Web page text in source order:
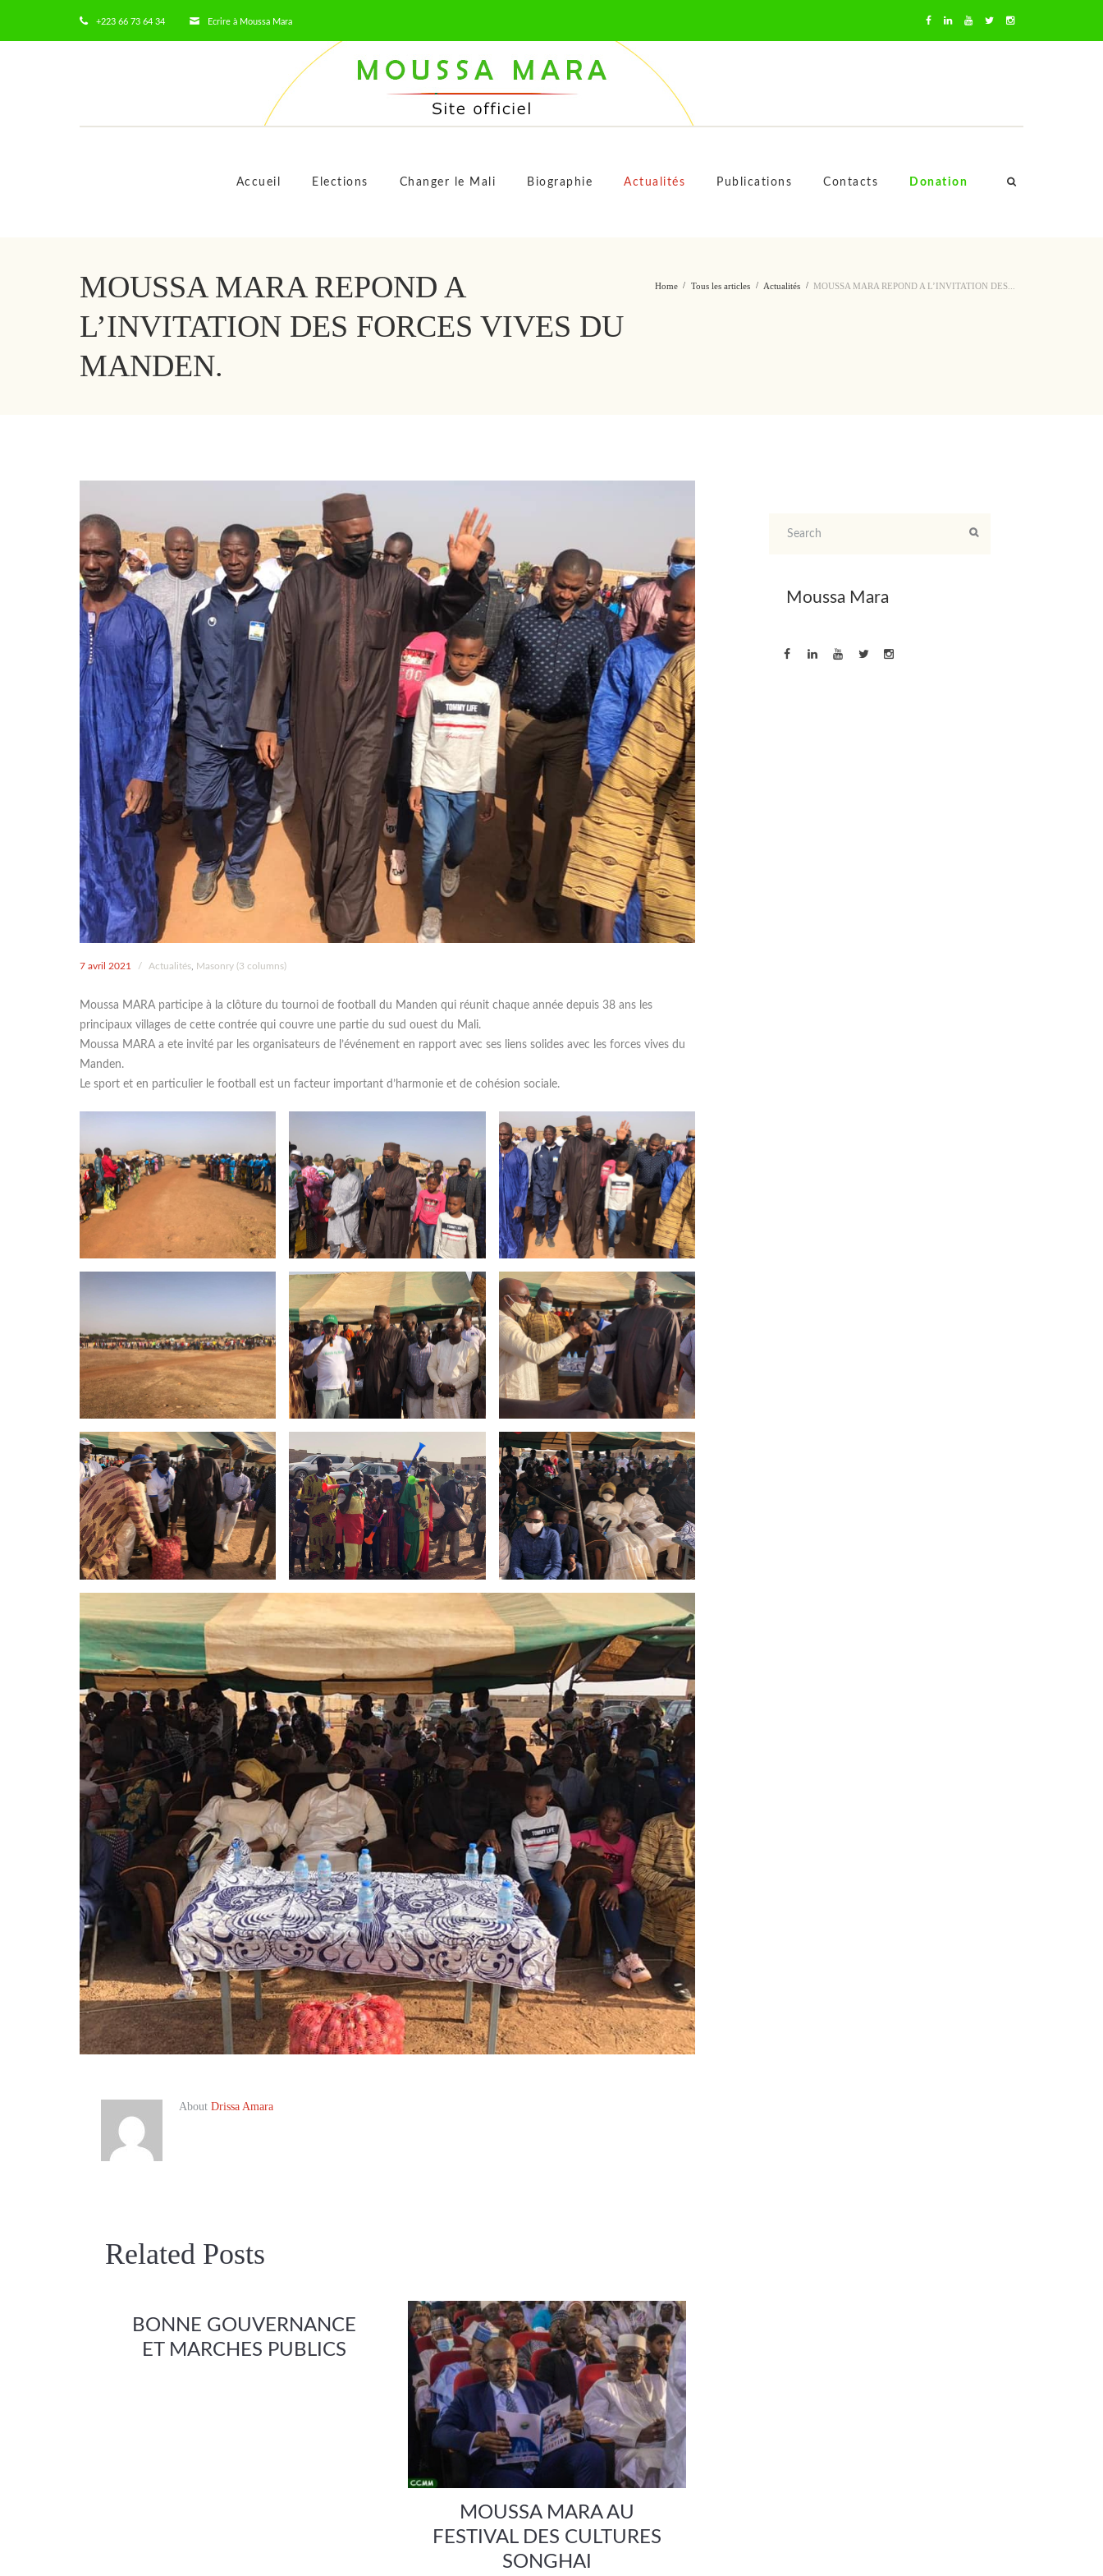
+223 66 73 64 34 Ecrire à Moussa Mara
Accueil Elections Changer le Mali Biographie Actualités Publications Contacts Donation
Home Tous les articles Actualités MOUSSA MARA REPOND A L’INVITATION DES...
MOUSSA MARA REPOND A
L’INVITATION DES FORCES VIVES DU
MANDEN.
7 avril 2021 / Actualités Masonry (3 columns)
Moussa MARA participe à la clôture du tournoi de football du Manden qui réunit chaque année depuis 38 ans les
principaux villages de cette contrée qui couvre une partie du sud ouest du Mali.
Moussa MARA a ete invité par les organisateurs de l’événement en rapport avec ses liens solides avec les forces vives du
Manden.
Le sport et en particulier le football est un facteur important d’harmonie et de cohésion sociale.
About Drissa Amara
Related Posts
BONNE GOUVERNANCE
ET MARCHES PUBLICS
MOUSSA MARA AU
FESTIVAL DES CULTURES
SONGHAI
Moussa Mara